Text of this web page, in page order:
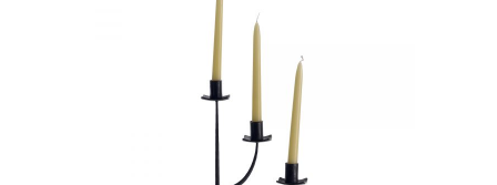
AGGIUNGI AL CARRELLO